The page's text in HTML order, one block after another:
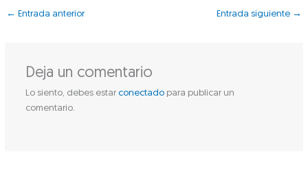
← Entrada anterior Entrada siguiente →
Deja un comentario
Lo siento, debes estar conectadopara publicar un
comentario.